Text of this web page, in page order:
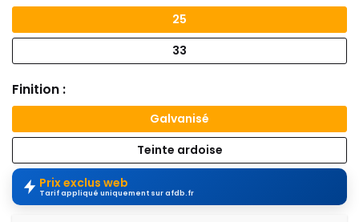
25
33
Finition :
Galvanisé
Teinte ardoise
Prix exclus web
Tarif appliqué uniquement sur afdb.fr